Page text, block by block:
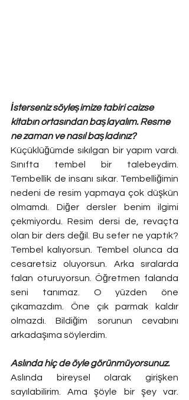
İsterseniz söyleşimize tabiri caizse
kitabın ortasından başlayalım. Resme
ne zaman ve nasıl başladınız?
Küçüklüğümde sıkılgan bir yapım vardı.
Sınıfta tembel bir talebeydim.
Tembellik de insanı sıkar. Tembelliğimin
nedeni de resim yapmaya çok düşkün
olmamdı. Diğer dersler benim ilgimi
çekmiyordu. Resim dersi de, revaçta
olan bir ders değil. Bu sefer ne yaptık?
Tembel kalıyorsun. Tembel olunca da
cesaretsiz oluyorsun. Arka sıralarda
falan oturuyorsun. Öğretmen falanda
seni tanımaz. O yüzden öne
çıkamazdım. Öne çık parmak kaldır
olmazdı. Bildiğim sorunun cevabını
arkadaşıma söylerdim.
Aslında hiç de öyle görünmüyorsunuz.
Aslında bireysel olarak girişken
sayılabilirim. Ama şöyle bir şey var.